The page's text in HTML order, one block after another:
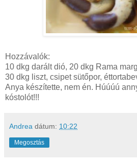
Hozzávalók:
10 dkg darált dió, 20 dkg Rama
30 dkg liszt, csipet sütőpor,
Anya készítette, nem én. Húúúú
kóstolót!!!
Andrea dátum: 10:22
Megosztás